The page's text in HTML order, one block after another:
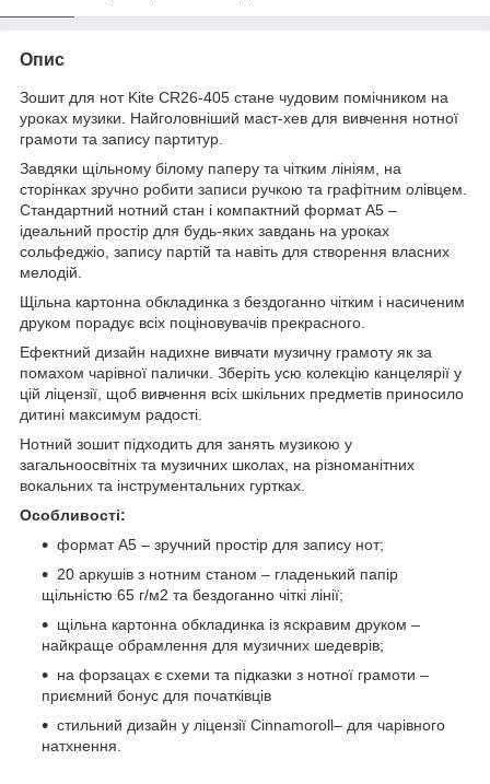
Опис
Зошит для нот Kite CR26-405 стане чудовим помічником на
уроках музики. Найголовніший маст-хев для вивчення нотної
грамоти та запису партитур.
Завдяки щільному білому паперу та чітким лініям, на
сторінках зручно робити записи ручкою та графітним олівцем.
Стандартний нотний стан і компактний формат А5 –
ідеальний простір для будь-яких завдань на уроках
сольфеджіо, запису партій та навіть для створення власних
мелодій.
Щільна картонна обкладинка з бездоганно чітким і насиченим
друком порадує всіх поціновувачів прекрасного.
Ефектний дизайн надихне вивчати музичну грамоту як за
помахом чарівної палички. Зберіть усю колекцію канцелярії у
цій ліцензії, щоб вивчення всіх шкільних предметів приносило
дитині максимум радості.
Нотний зошит підходить для занять музикою у
загальноосвітніх та музичних школах, на різноманітних
вокальних та інструментальних гуртках.
Особливості:
формат А5 – зручний простір для запису нот;
20 аркушів з нотним станом – гладенький папір
щільністю 65 г/м2 та бездоганно чіткі лінії;
щільна картонна обкладинка із яскравим друком –
найкраще обрамлення для музичних шедеврів;
на форзацах є схеми та підказки з нотної грамоти –
приємний бонус для початківців
стильний дизайн у ліцензії Cinnamoroll– для чарівного
натхнення.